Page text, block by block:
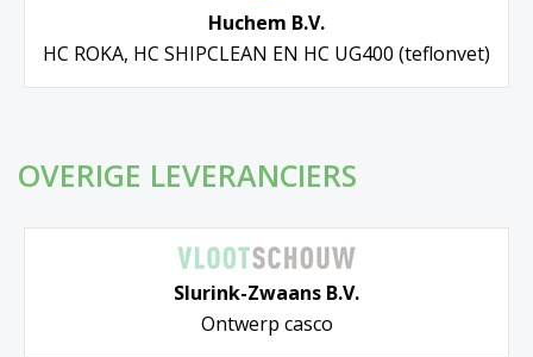
Huchem B.V.
HC ROKA, HC SHIPCLEAN EN HC UG400 (teflonvet)
OVERIGE LEVERANCIERS
Slurink-Zwaans B.V.
Ontwerp casco